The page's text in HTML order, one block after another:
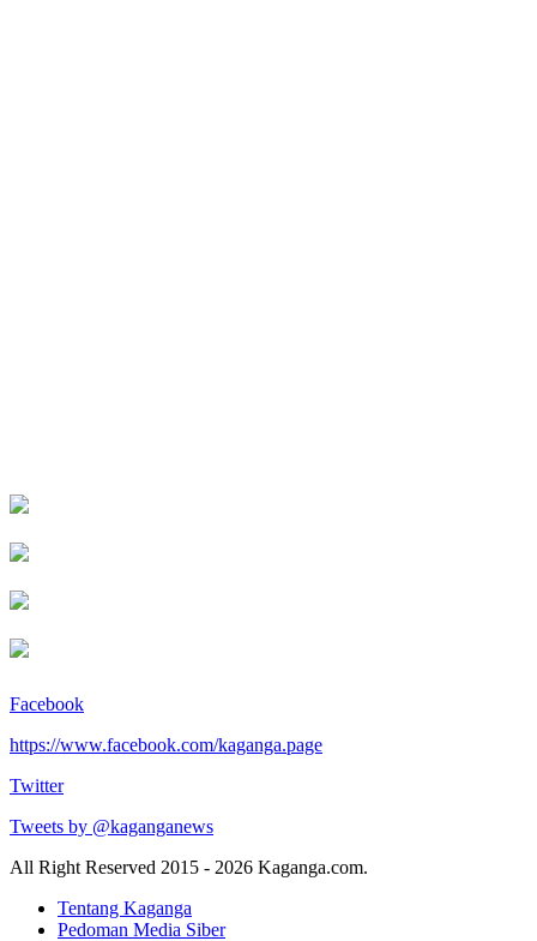
Facebook
https://www.facebook.com/kaganga.page
Twitter
Tweets by @kaganganews
All Right Reserved 2015 - 2026 Kaganga.com.
Tentang Kaganga
Pedoman Media Siber